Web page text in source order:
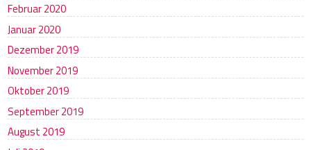
Februar 2020
Januar 2020
Dezember 2019
November 2019
Oktober 2019
September 2019
August 2019